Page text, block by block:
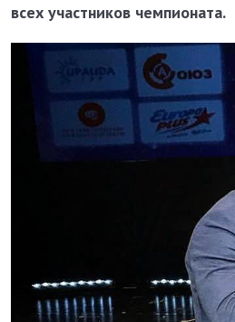
всех участников чемпионата.